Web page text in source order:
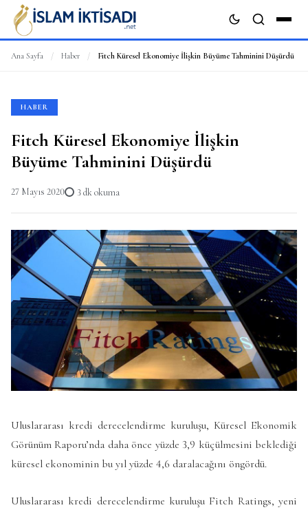
Ana Sayfa / Haber / Fitch Küresel Ekonomiye İlişkin Büyüme Tahminini Düşürdü
HABER
Fitch Küresel Ekonomiye İlişkin
Büyüme Tahminini Düşürdü
27 Mayıs 2020 3 dk okuma
Uluslararası kredi derecelendirme kuruluşu, Küresel Ekonomik
Görünüm Raporu’nda daha önce yüzde 3,9 küçülmesini beklediği
küresel ekonominin bu yıl yüzde 4,6 daralacağını öngördü.
Uluslararası kredi derecelendirme kuruluşu Fitch Ratings, yeni